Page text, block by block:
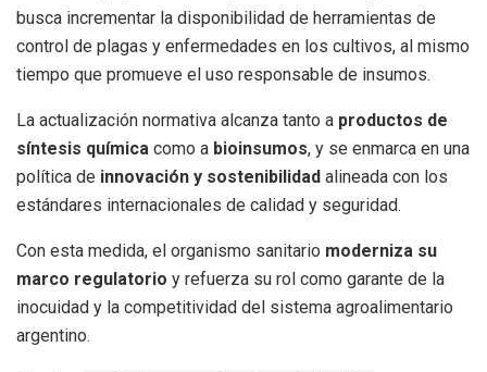
busca incrementar la disponibilidad de herramientas de
control de plagas y enfermedades en los cultivos, al mismo
tiempo que promueve el uso responsable de insumos.
La actualización normativa alcanza tanto a productos de
síntesis química como a bioinsumos, y se enmarca en una
política de innovación y sostenibilidad alineada con los
estándares internacionales de calidad y seguridad.
Con esta medida, el organismo sanitario moderniza su
marco regulatorio y refuerza su rol como garante de la
inocuidad y la competitividad del sistema agroalimentario
argentino.